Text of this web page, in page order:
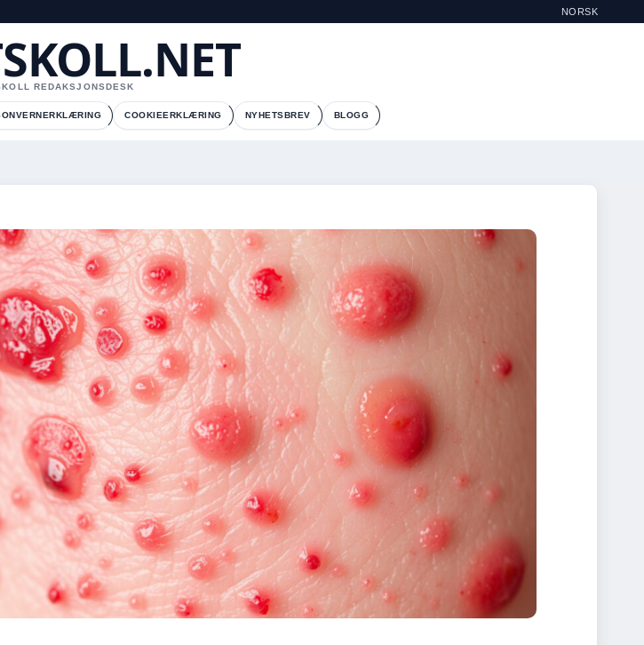
NORSK
REDAKSJONSDESK
COOKIEERKLÆRING NYHETSBREV BLOGG